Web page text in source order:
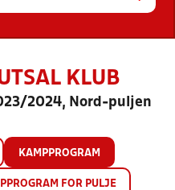
KLUB
2024, Nord-puljen
KAMPPROGRAM
FOR PULJE